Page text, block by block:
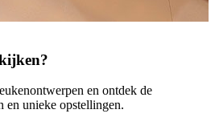
en ontdek de
en unieke opstellingen.